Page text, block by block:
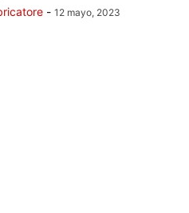
- 12 mayo, 2023